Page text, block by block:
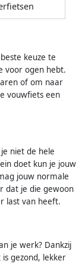
keuze te
voor ogen hebt.
of om naar
vouwfiets een
niet de hele
doet kun je jouw
jouw normale
dat je die gewoon
last van heeft.
je werk? Dankzij
gezond, lekker